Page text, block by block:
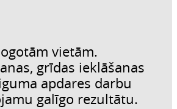
vietām.
grīdas ieklāšanas
apdares darbu
galīgo rezultātu.